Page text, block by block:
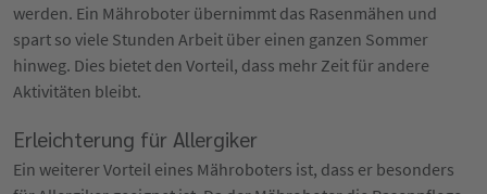
werden. Ein Mähroboter übernimmt das Rasenmähen und
spart so viele Stunden Arbeit über einen ganzen Sommer
hinweg. Dies bietet den Vorteil, dass mehr Zeit für andere
Aktivitäten bleibt.
Erleichterung für Allergiker
Ein weiterer Vorteil eines Mähroboters ist, dass er besonders